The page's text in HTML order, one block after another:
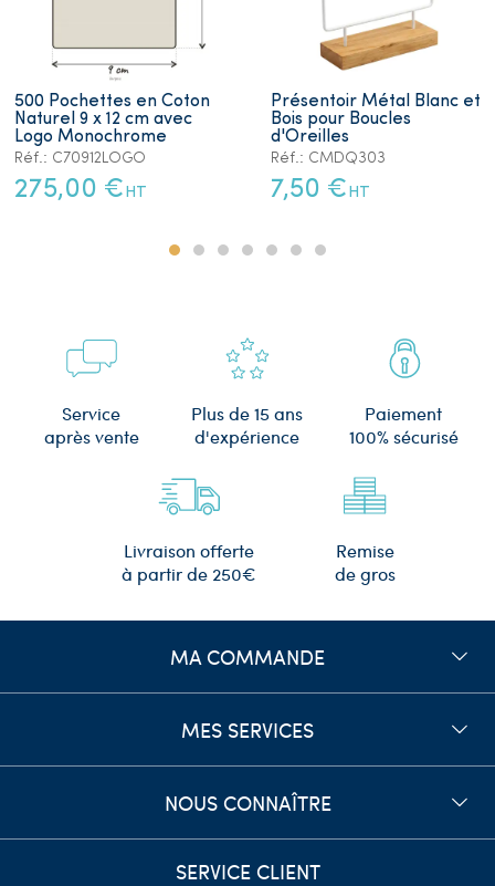
500 Pochettes en Coton
Naturel 9 x 12 cm avec
Logo Monochrome
Réf.: C70912LOGO
275,00 € HT
Présentoir Métal Blanc et
Bois pour Boucles
d'Oreilles
Réf.: CMDQ303
7,50 € HT
Service
après vente
Plus de 15 ans
d'expérience
Paiement
100% sécurisé
Livraison offerte
à partir de 250€
Remise
de gros
MA COMMANDE
MES SERVICES
NOUS CONNAÎTRE
SERVICE CLIENT